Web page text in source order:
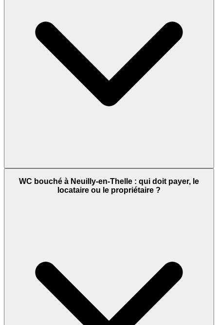
WC bouché à Neuilly-en-Thelle : qui doit payer, le
locataire ou le propriétaire ?